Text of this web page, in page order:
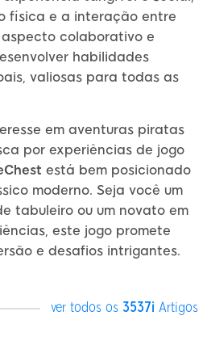
física e a interação entre
aspecto colaborativo e
habilidades
valiosas para todas as
em aventuras piratas
por experiências de jogo
está bem posicionado
moderno. Seja você um
tabuleiro ou um novato em
este jogo promete
e desafios intrigantes.
ver todos os 3537i Artigos